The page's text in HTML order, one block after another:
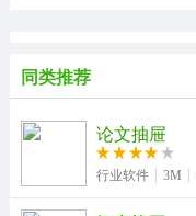
同类推荐
论文抽屉
行业软件 3M